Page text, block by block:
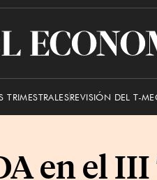
El
TRIMESTRALESREVISIÓN DEL T-
en el